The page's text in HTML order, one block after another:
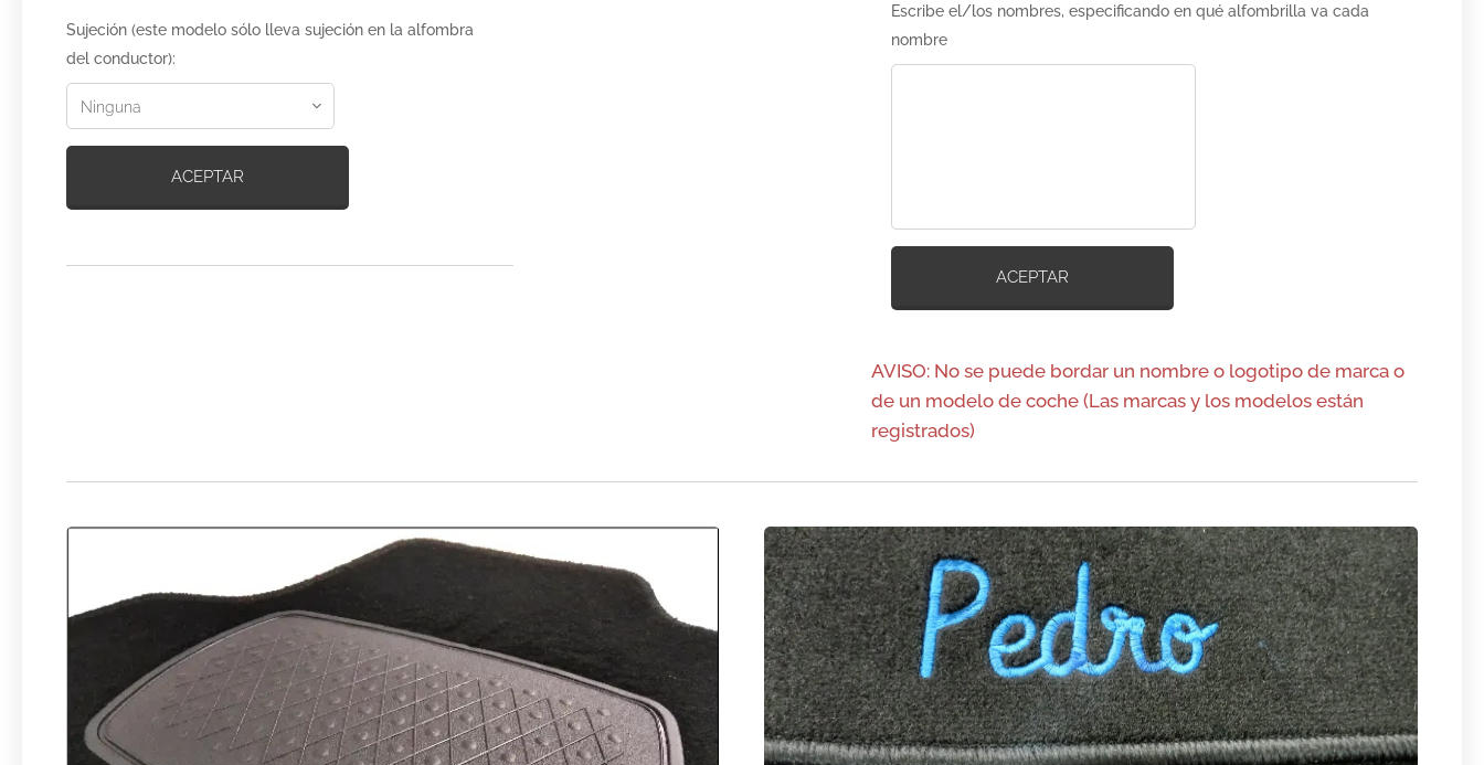
Sujeción (este modelo sólo lleva sujeción en la alfombra
del conductor):
ACEPTAR
Escribe el/los nombres, especificando en qué alfombrilla va cada
nombre
ACEPTAR
AVISO: No se puede bordar un nombre o logotipo de marca o
de un modelo de coche (Las marcas y los modelos están
registrados)